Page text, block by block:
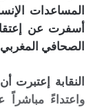
المساعدات
أسفرت عن
الصحافي
النقابة إعتبرت
واعتداءً